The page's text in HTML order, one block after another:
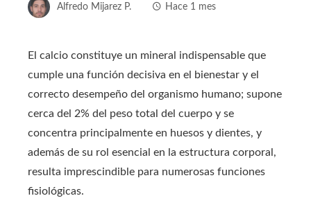
Alfredo Mijarez P. Hace 1 mes
El calcio constituye un mineral indispensable que
cumple una función decisiva en el bienestar y el
correcto desempeño del organismo humano; supone
cerca del 2% del peso total del cuerpo y se
concentra principalmente en huesos y dientes, y
además de su rol esencial en la estructura corporal,
resulta imprescindible para numerosas funciones
fisiológicas.